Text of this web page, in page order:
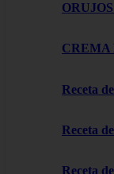
CREMA
Receta
Receta
Receta